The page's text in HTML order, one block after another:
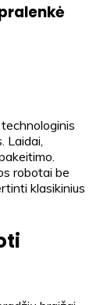
Laidai,
robotai be
klasikinius